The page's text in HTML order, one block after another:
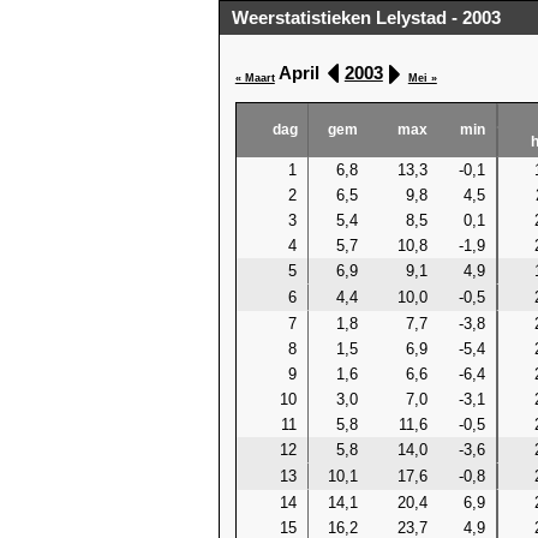
Weerstatistieken Lelystad - 2003
« MaartApril 2003 Mei »
dag gem max min
1 6,8 13,3 -0,1
2
6,5 9,8 4,5
3
5,4 8,5 0,1
4
5,7 10,8 -1,9
5
6,9 9,1 4,9
6
4,4 10,0 -0,5
7
1,8 7,7 -3,8
8
1,5 6,9 -5,4
9
1,6 6,6 -6,4
10
3,0 7,0 -3,1
11
5,8 11,6 -0,5
12
5,8 14,0 -3,6
13
10,1 17,6 -0,8
14
14,1 20,4 6,9
15
16,2 23,7 4,9